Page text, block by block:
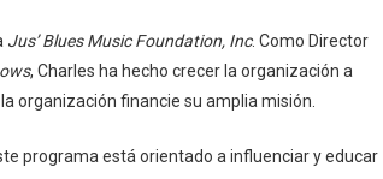
Jus’ Blues Music Foundation, Inc. Como Director
, Charles ha hecho crecer la organización a
organización financie su amplia misión.
programa está orientado a influenciar y educar